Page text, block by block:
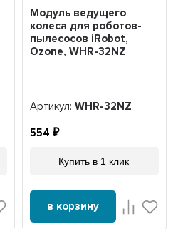
Модуль ведущего
колеса для роботов-
пылесосов iRobot,
Ozone, WHR-32NZ
Артикул: WHR-32NZ
554
Купить в 1 клик
в корзину